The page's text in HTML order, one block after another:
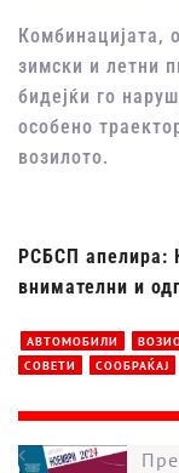
Комбинацијата,
зимски и летни
бидејќи го
особено
возилото.
РСБСП апелира:
внимателни и
АВТОМОБИЛИ
СОВЕТИ
СООБРАЌАЈ